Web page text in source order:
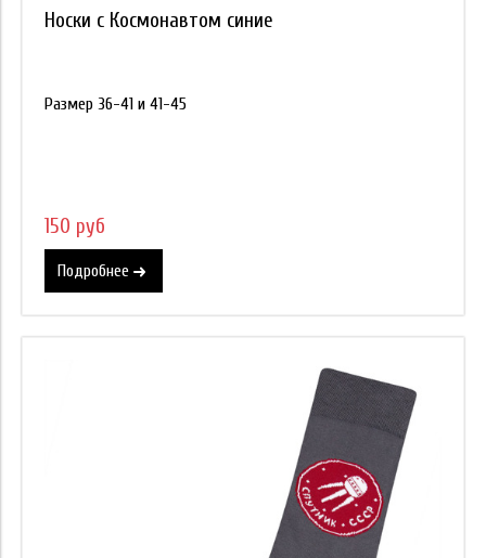
Носки с Космонавтом синие
Размер 36-41 и 41-45
150 руб
Подробнее